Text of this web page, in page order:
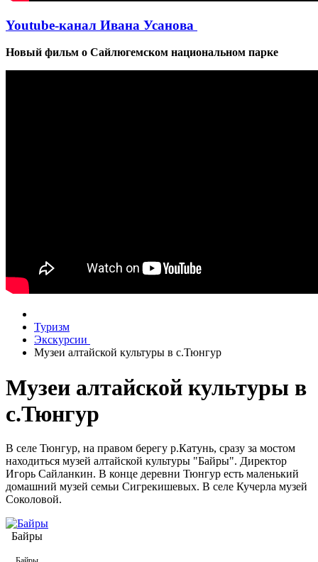
Youtube-канал Ивана Усанова
Новый фильм о Сайлюгемском национальном парке
Туризм
Экскурсии
Музеи алтайской культуры в с.Тюнгур
Музеи алтайской культуры в
с.Тюнгур
В селе Тюнгур, на правом берегу р.Катунь, сразу за мостом
находиться музей алтайской культуры "Байры". Директор
Игорь Сайланкин. В конце деревни Тюнгур есть маленький
домашний музей семьи Сигрекишевых. В селе Кучерла музей
Соколовой.
Байры